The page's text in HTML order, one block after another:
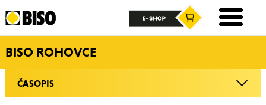
BISO ROHOVCE
ČASOPIS